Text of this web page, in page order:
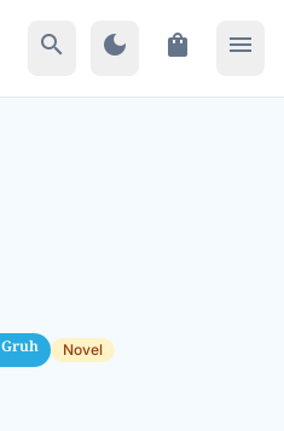
search dark_mode shopping_bag menu
Novel